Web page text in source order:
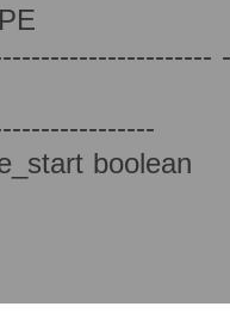
boolean